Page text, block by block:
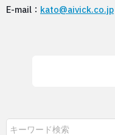
E-mail： kato@aivick.co.jp